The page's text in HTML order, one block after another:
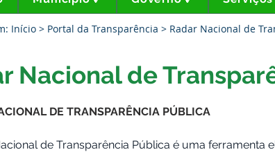
Início > Portal da Transparência > Radar Nacional de
Nacional de
DE TRANSPARÊNCIA PÚBLICA
de Transparência Pública é uma